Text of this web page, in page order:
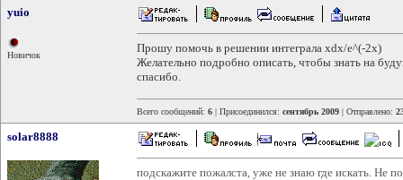
yuio
Новичок
Прошу помочь в решении интеграла xdx/e^(-2x)
Желательно подробно описать, чтобы знать на
спасибо.
Всего сообщений: 6 | Присоединился: сентябрь 2009 | Отправлено:
solar8888
подскажите пожалста, уже не знаю где искать. Не